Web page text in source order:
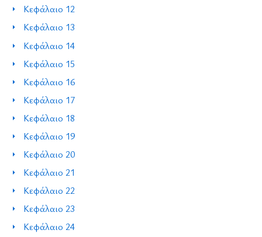
Κεφάλαιο 12
Κεφάλαιο 13
Κεφάλαιο 14
Κεφάλαιο 15
Κεφάλαιο 16
Κεφάλαιο 17
Κεφάλαιο 18
Κεφάλαιο 19
Κεφάλαιο 20
Κεφάλαιο 21
Κεφάλαιο 22
Κεφάλαιο 23
Κεφάλαιο 24